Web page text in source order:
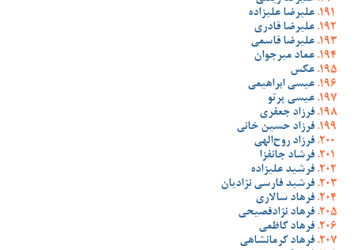
علیرضا علیزاده
علیرضا قادری
علیرضا قاسمی
عماد میرجوان
عکس
عیسی ابراهیمی
عیسی پرتو
فرزاد جعفری
فرزاد حسین خانی
فرزاد روح‌الهی
فرشاد جانفزا
فرشید علیزاده
فرشید فارسی نژادیان
فرهاد سالاری
فرهاد نژادفصیحی
فرهاد کاظمی
فرهاد کرمانشاهی